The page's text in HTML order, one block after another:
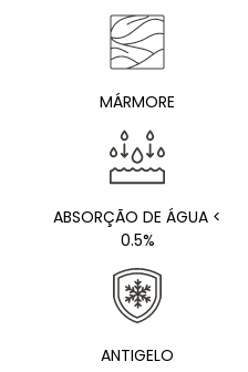
MÁRMORE
ABSORÇÃO DE ÁGUA <
0.5%
ANTIGELO